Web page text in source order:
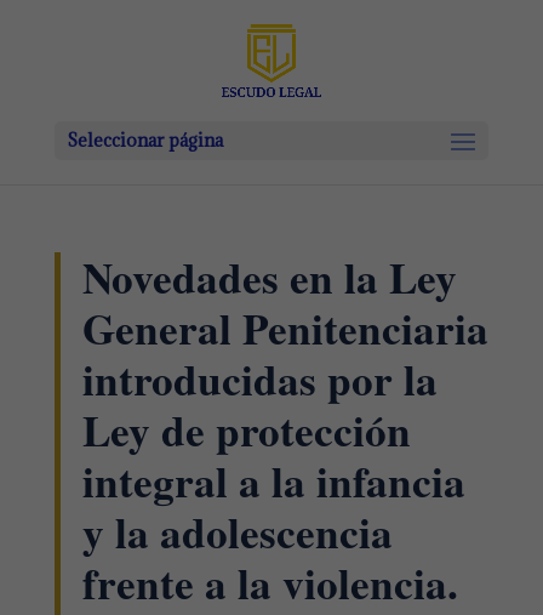
Seleccionar página
Novedades en la Ley
General Penitenciaria
introducidas por la
Ley de protección
integral a la infancia
y la adolescencia
frente a la violencia.